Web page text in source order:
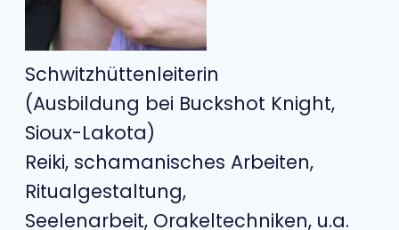
Schwitzhüttenleiterin
(Ausbildung bei Buckshot Knight,
Sioux-Lakota)
Reiki, schamanisches Arbeiten,
Ritualgestaltung,
Seelenarbeit, Orakeltechniken, u.a.